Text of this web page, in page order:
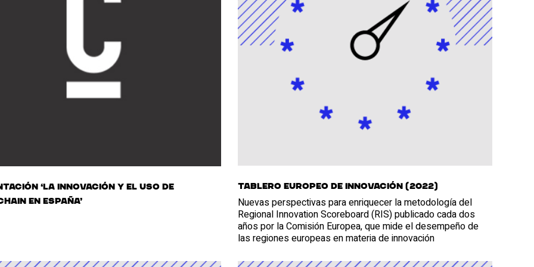
‘La innovación y el uso de
en España’
Tablero europeo de innovación (2022)
Nuevas perspectivas para enriquecer la metodología del
Regional Innovation Scoreboard (RIS) publicado cada dos
años por la Comisión Europea, que mide el desempeño de
las regiones europeas en materia de innovación